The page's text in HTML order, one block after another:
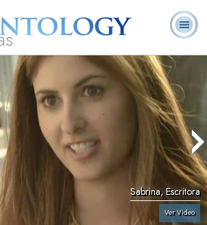
Ministros
Preguntas
Frecuentes
Sabrina, Escritora
Ver Video